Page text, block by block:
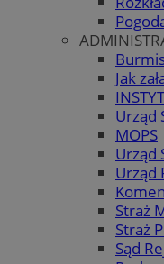
Jak
Urząd
MOPS
Urząd
Urząd
Straż
Straż
Sąd